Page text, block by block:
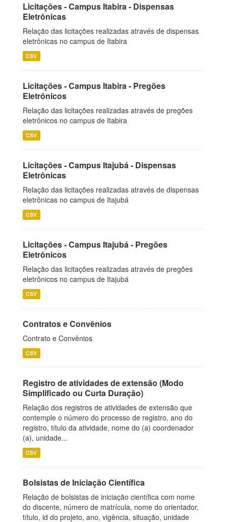
Licitações - Campus Itabira - Dispensas
Eletrônicas
Relação das licitações realizadas através de dispensas
eletrônicas no campus de Itabira
CSV
Licitações - Campus Itabira - Pregões
Eletrônicos
Relação das licitações realizadas através de pregões
eletrônicos no campus de Itabira
CSV
Licitações - Campus Itajubá - Dispensas
Eletrônicas
Relação das licitações realizadas através de dispensas
eletrônicas no campus de Itajubá
CSV
Licitações - Campus Itajubá - Pregões
Eletrônicos
Relação das licitações realizadas através de pregões
eletrônicos no campus de Itajubá
CSV
Contratos e Convênios
Contrato e Convênios
CSV
Registro de atividades de extensão (Modo
Simplificado ou Curta Duração)
Relação dos registros de atividades de extensão que
contemple o número do processo de registro, ano do
registro, título da atividade, nome do (a) coordenador
(a), unidade...
CSV
Bolsistas de Iniciação Científica
Relação de bolsistas de iniciação científica com nome
do discente, número de matrícula, nome do orientador,
título, id do projeto, ano, vigência, situação, unidade